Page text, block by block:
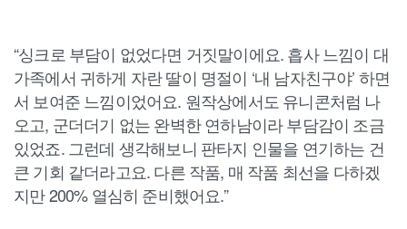
“싱크로 부담이 없었다면 거짓말이에요. 흡사 느낌이 대
가족에서 귀하게 자란 딸이 명절이 ‘내 남자친구야’ 하면
서 보여준 느낌이었어요. 원작상에서도 유니콘처럼 나
오고, 군더더기 없는 완벽한 연하남이라 부담감이 조금
있었죠. 그런데 생각해보니 판타지 인물을 연기하는 건
큰 기회 같더라고요. 다른 작품, 매 작품 최선을 다하겠
지만 200% 열심히 준비했어요.”